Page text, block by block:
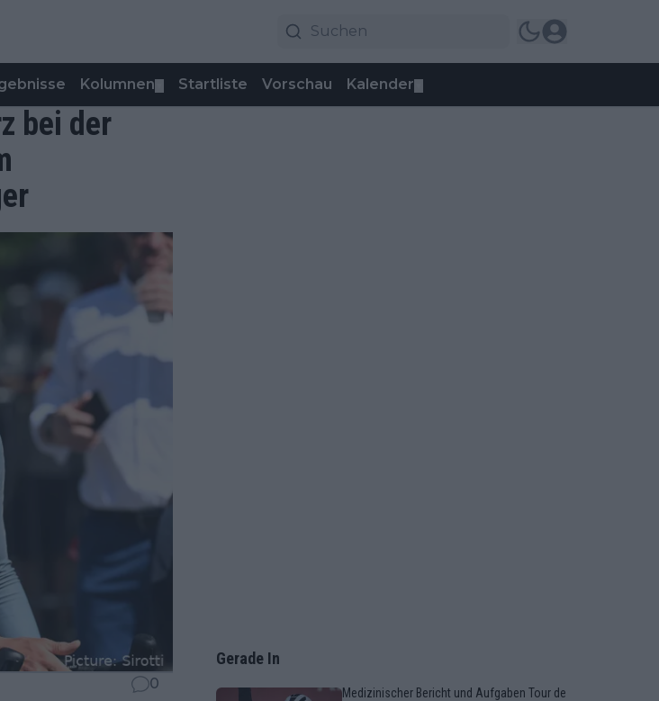
Kolumnen Startliste Vorschau Kalender
bei der
0
Gerade In
Medizinischer Bericht und Aufgaben Tour de